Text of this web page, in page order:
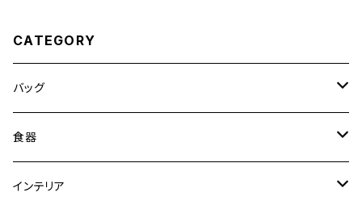
CATEGORY
バッグ
トートバッグ
ショルダーバッグ
食器
大皿
インテリア